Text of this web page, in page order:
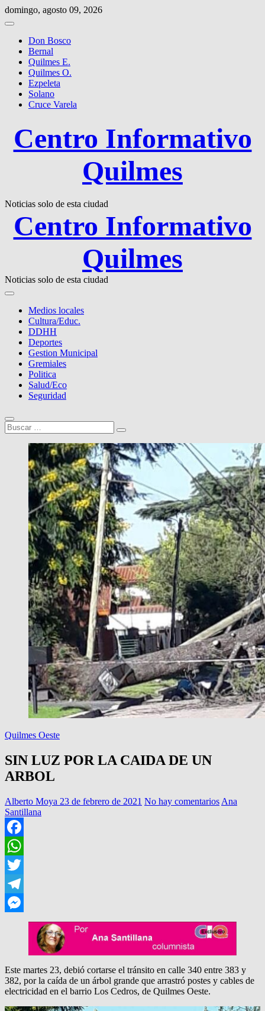
Saltar
al
domingo, agosto 09, 2026
Don Bosco
Bernal
Quilmes E.
Quilmes O.
Ezpeleta
Solano
Cruce Varela
Centro Informativo
Quilmes
Noticias solo de esta ciudad
Centro Informativo
Quilmes
Noticias solo de esta ciudad
Medios locales
Cultura/Educ.
DDHH
Deportes
Gestion Municipal
Gremiales
Politica
Salud/Eco
Seguridad
Buscar
…
Quilmes Oeste
SIN LUZ POR LA CAIDA DE UN
ARBOL
Alberto Moya 23 de febrero de 2021 No hay comentarios Ana
Santillana
Facebook
WhatsApp
Twitter
Telegram
Messenger
Este martes 23, debió cortarse el tránsito en calle 340 entre 383 y
382, por la caída de un árbol grande que arrastró postes y cables de
electricidad en el barrio Los Cedros, de Quilmes Oeste.